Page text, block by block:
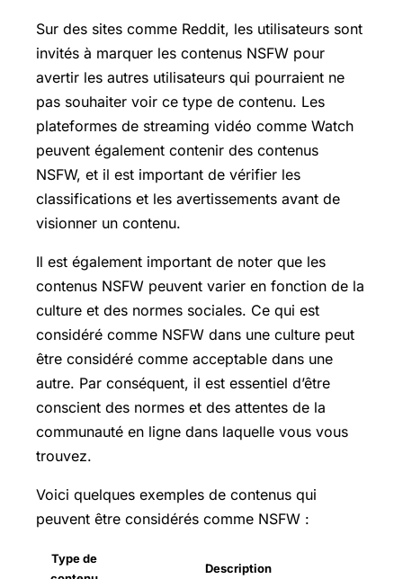
Sur des sites comme Reddit, les utilisateurs sont
invités à marquer les contenus NSFW pour
avertir les autres utilisateurs qui pourraient ne
pas souhaiter voir ce type de contenu. Les
plateformes de streaming vidéo comme Watch
peuvent également contenir des contenus
NSFW, et il est important de vérifier les
classifications et les avertissements avant de
visionner un contenu.
Il est également important de noter que les
contenus NSFW peuvent varier en fonction de la
culture et des normes sociales. Ce qui est
considéré comme NSFW dans une culture peut
être considéré comme acceptable dans une
autre. Par conséquent, il est essentiel d’être
conscient des normes et des attentes de la
communauté en ligne dans laquelle vous vous
trouvez.
Voici quelques exemples de contenus qui
peuvent être considérés comme NSFW :
Type de
Description